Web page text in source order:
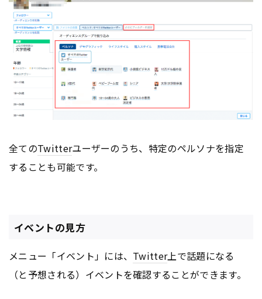
全てのTwitterユーザーのうち、特定のペルソナを指定
することも可能です。
イベントの見方
メニュー「イベント」には、 Twitter上で話題になる
（と予想される）イベントを確認することができます。